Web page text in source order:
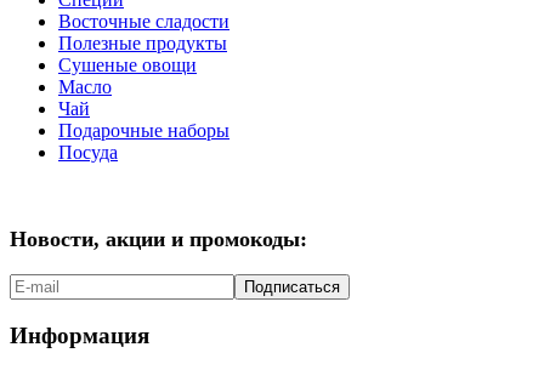
Восточные сладости
Полезные продукты
Сушеные овощи
Масло
Чай
Подарочные наборы
Посуда
Новости, акции и промокоды:
Подписаться
Информация